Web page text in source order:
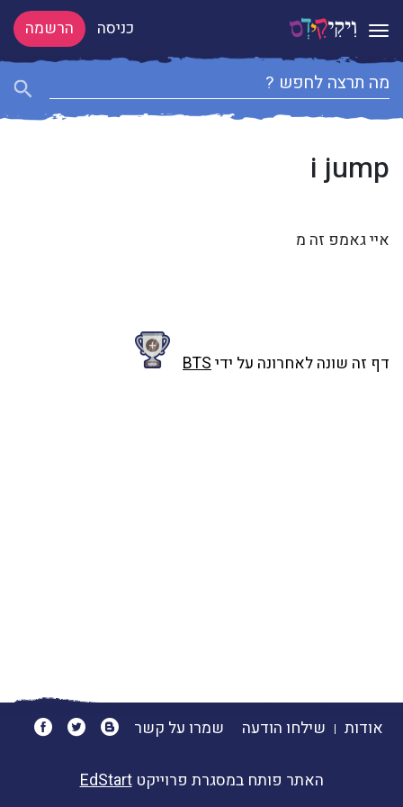
Toggle navigation כניסה הרשמה
i jump
איי גאמפ זה מ
דף זה שונה לאחרונה על ידיBTS
אודות שילחו הודעה שמרו על קשר
האתר פותח במסגרת פרוייקטEdStart